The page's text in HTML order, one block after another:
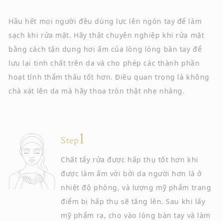
Hầu hết mọi người đều dùng lực lên ngón tay để làm
sạch khi rửa mặt. Hãy thật chuyên nghiệp khi rửa mặt
bằng cách tận dụng hơi ấm của lòng lòng bàn tay để
lưu lại tinh chất trên da và cho phép các thành phần
hoạt tính thẩm thấu tốt hơn. Điều quan trọng là không
chà xát lên da mà hãy thoa tròn thật nhẹ nhàng.
Step
Chất tẩy rửa được hấp thụ tốt hơn khi
được làm ấm với bởi da người hơn là ở
nhiệt độ phòng, và lượng mỹ phẩm trang
điểm bị hấp thụ sẽ tăng lên. Sau khi lấy
mỹ phẩm ra, cho vào lòng bàn tay và làm